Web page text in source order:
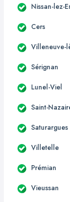
Nissan-lez-
Cers
Villeneuve-
Sérignan
Lunel-Viel
Saint-
Saturargues
Villetelle
Prémian
Vieussan